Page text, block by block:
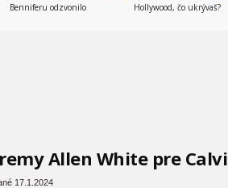
Benniferu odzvonilo
Hollywood, čo ukrývaš?
Allen White pre
17.1.2024